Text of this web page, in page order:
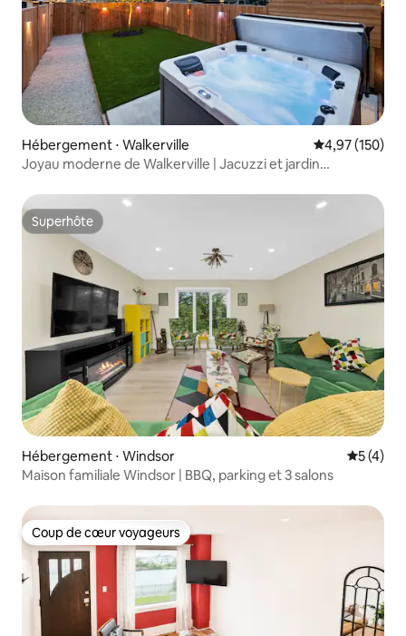
Hébergement ⋅ Walkerville Évaluation
4,97 (150)
Joyau moderne de Walkerville | Jacuzzi et jardin
Superhôte
Superhôte
Hébergement ⋅ Windsor
5 (4)
Maison familiale Windsor | BBQ, parking et 3 salons
Coup de cœur voyageurs
Coup de cœur voyageurs